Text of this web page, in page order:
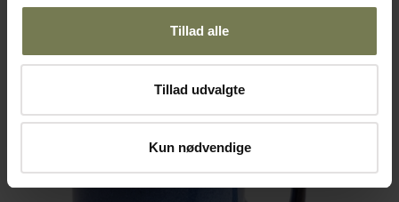
Tillad alle
Tillad udvalgte
Kun nødvendige